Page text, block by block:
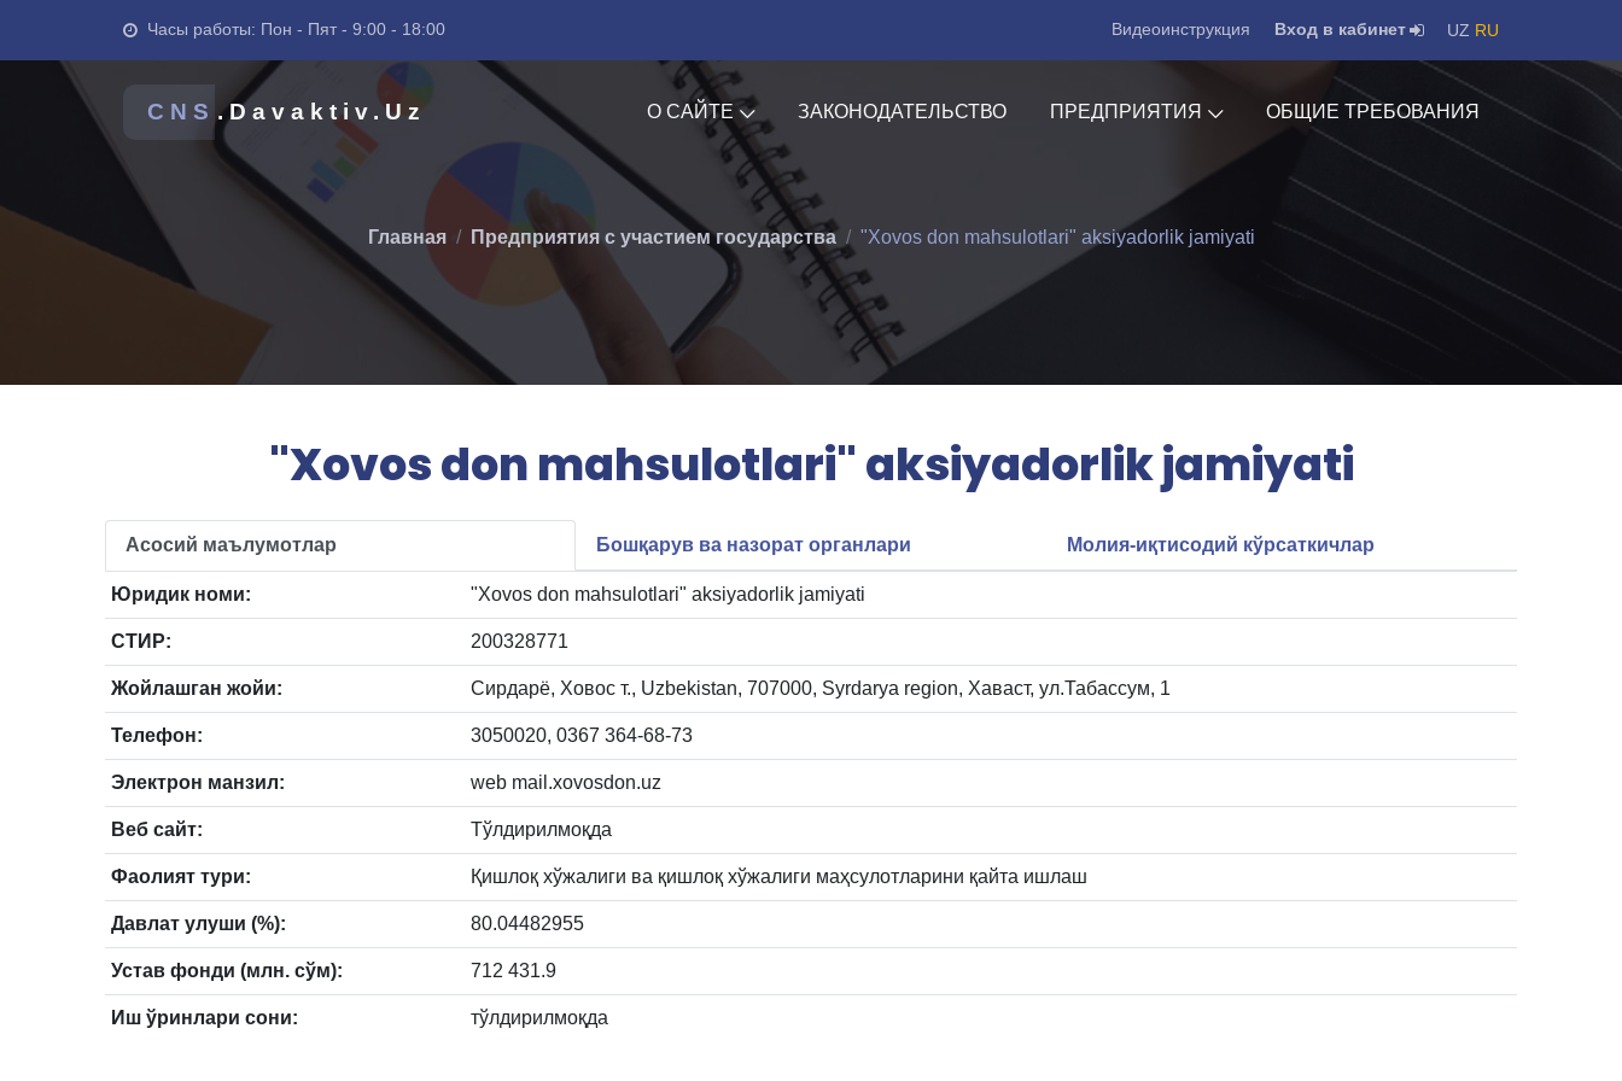
Часы работы: Пон - Пят - 9:00 - 18:00 Видеоинструкция Вход в кабинет UZ RU
CNS .Davaktiv.Uz О САЙТЕ ЗАКОНОДАТЕЛЬСТВО ПРЕДПРИЯТИЯ ОБЩИЕ ТРЕБОВАНИЯ
Главная Предприятия с участием государства "Xovos don mahsulotlari" aksiyadorlik jamiyati
"Xovos don mahsulotlari" aksiyadorlik jamiyati
Асосий маълумотлар Бошқарув ва назорат органлари Молия-иқтисодий кўрсаткичлар
Юридик номи: "Xovos don mahsulotlari" aksiyadorlik jamiyati
СТИР: 200328771
Жойлашган жойи: Сирдарё, Ховос т., Uzbekistan, 707000, Syrdarya region, Хаваст, ул.Табассум, 1
Телефон: 3050020, 0367 364-68-73
Электрон манзил: web mail.xovosdon.uz
Веб сайт: Тўлдирилмоқда
Фаолият тури: Қишлоқ хўжалиги ва қишлоқ хўжалиги маҳсулотларини қайта ишлаш
Давлат улуши (%): 80.04482955
Устав фонди (млн. сўм): 712 431.9
Иш ўринлари сони: тўлдирилмоқда